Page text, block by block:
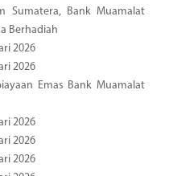
Sumatera, Bank Muamalat
Berhadiah
2026
2026
Emas Bank Muamalat
2026
2026
2026